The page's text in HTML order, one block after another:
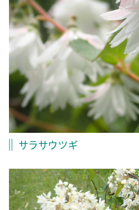
サラサウツギ